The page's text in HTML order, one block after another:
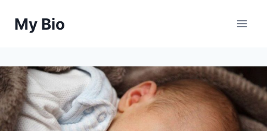
My Bio